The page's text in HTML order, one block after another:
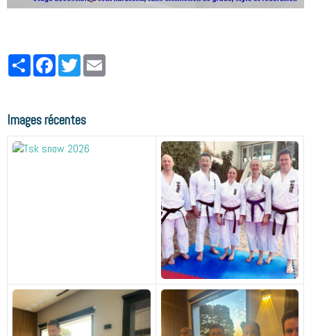
PartagerFacebookTwitter
Images récentes